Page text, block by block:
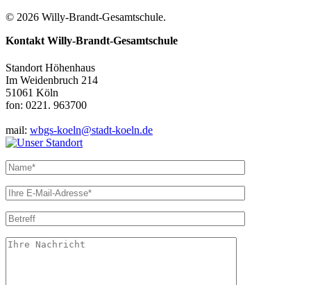
© 2026 Willy-Brandt-Gesamtschule.
Kontakt Willy-Brandt-Gesamtschule
Standort Höhenhaus
Im Weidenbruch 214
51061 Köln
fon: 0221. 963700
mail: wbgs-koeln@stadt-koeln.de